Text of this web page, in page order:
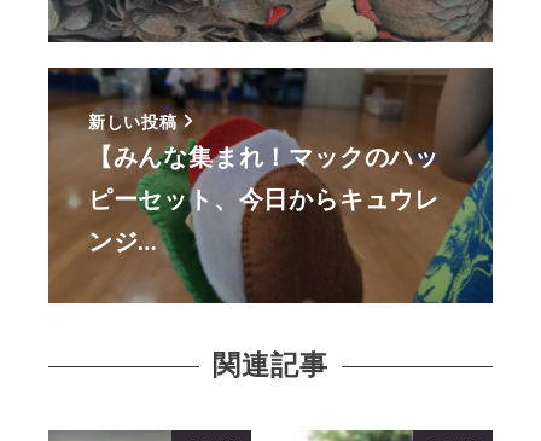
新しい投稿
【みんな集まれ！マックのハッ
ピーセット、今日からキュウレ
ンジ…
関連記事